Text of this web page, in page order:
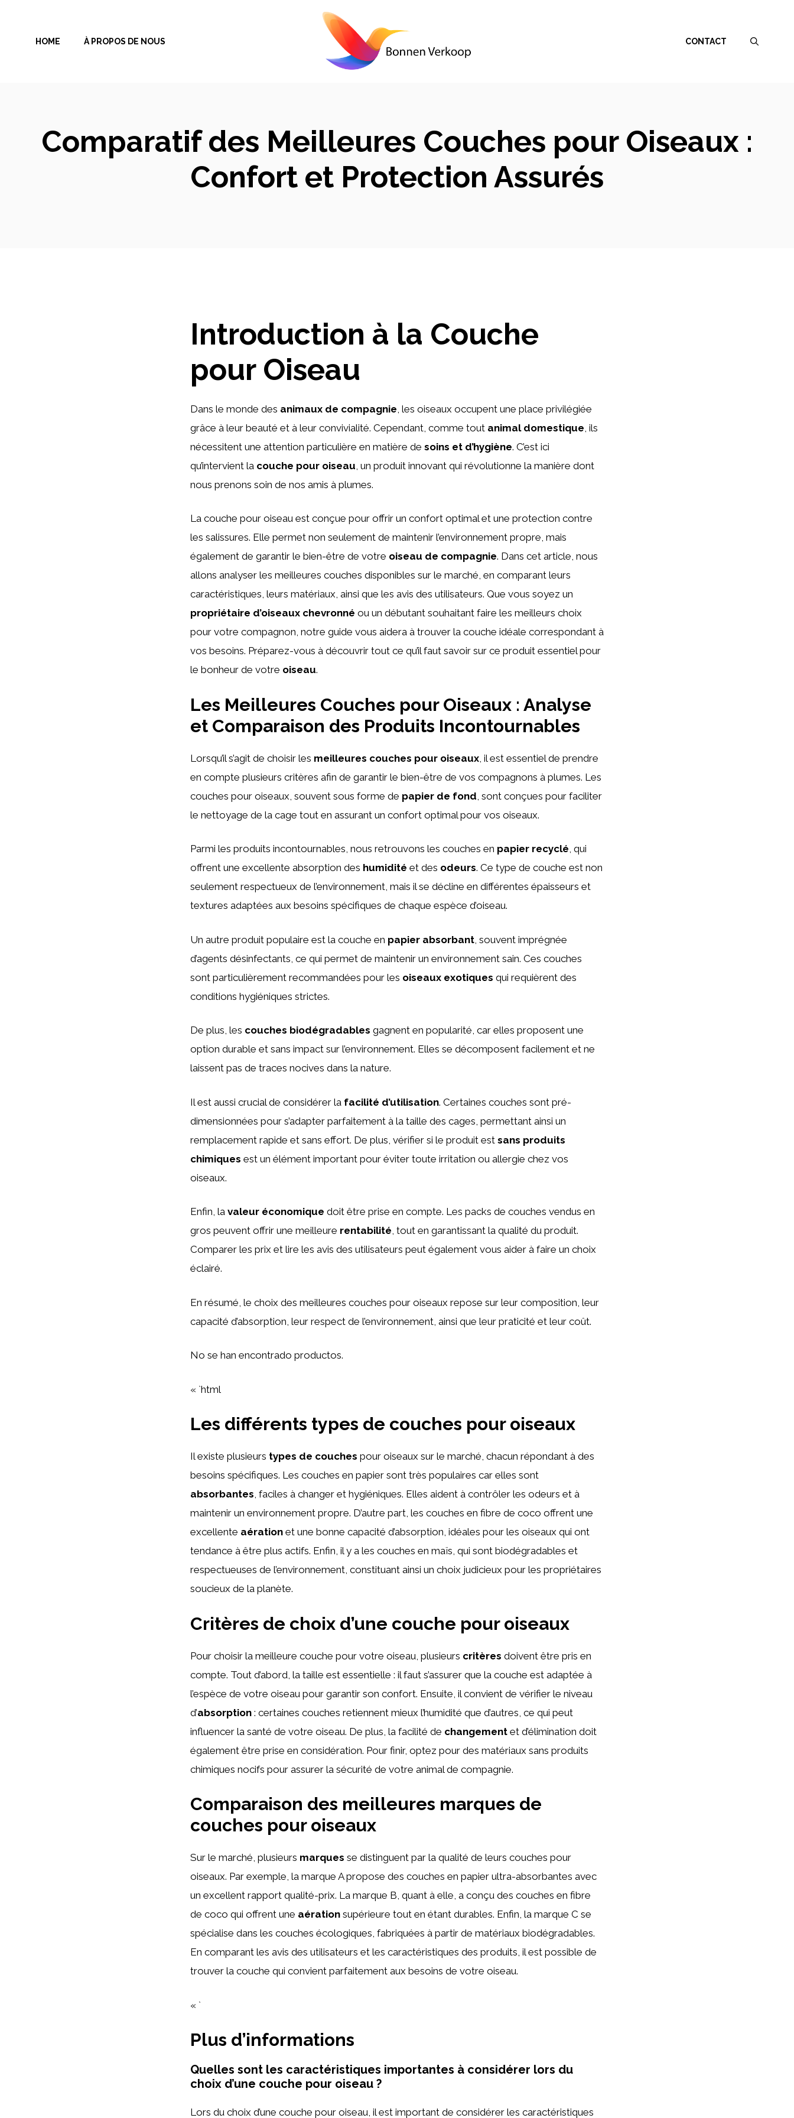
contenuHOME À PROPOS DE NOUS CONTACT
Comparatif des Meilleures Couches pour Oiseaux :
Confort et Protection Assurés
Introduction à la Couche
pour Oiseau
Dans le monde des animaux de compagnie , les oiseaux occupent une place privilégiée
grâce à leur beauté et à leur convivialité. Cependant, comme tout animal domestique , ils
nécessitent une attention particulière en matière de soins et d’hygiène. C’est ici
qu’intervient la couche pour oiseau , un produit innovant qui révolutionne la manière dont
nous prenons soin de nos amis à plumes.
La couche pour oiseau est conçue pour offrir un confort optimal et une protection contre
les salissures. Elle permet non seulement de maintenir l’environnement propre, mais
également de garantir le bien-être de votre oiseau de compagnie. Dans cet article, nous
allons analyser les meilleures couches disponibles sur le marché, en comparant leurs
caractéristiques, leurs matériaux, ainsi que les avis des utilisateurs. Que vous soyez un
propriétaire d’oiseaux chevronné ou un débutant souhaitant faire les meilleurs choix
pour votre compagnon, notre guide vous aidera à trouver la couche idéale correspondant à
vos besoins. Préparez-vous à découvrir tout ce qu’il faut savoir sur ce produit essentiel pour
le bonheur de votre oiseau.
Les Meilleures Couches pour Oiseaux : Analyse
et Comparaison des Produits Incontournables
Lorsqu’il s’agit de choisir les meilleures couches pour oiseaux , il est essentiel de prendre
en compte plusieurs critères afin de garantir le bien-être de vos compagnons à plumes. Les
couches pour oiseaux, souvent sous forme de papier de fond , sont conçues pour faciliter
le nettoyage de la cage tout en assurant un confort optimal pour vos oiseaux.
Parmi les produits incontournables, nous retrouvons les couches en papier recyclé, qui
offrent une excellente absorption des humidité et des odeurs. Ce type de couche est non
seulement respectueux de l’environnement, mais il se décline en différentes épaisseurs et
textures adaptées aux besoins spécifiques de chaque espèce d’oiseau.
Un autre produit populaire est la couche en papier absorbant , souvent imprégnée
d’agents désinfectants, ce qui permet de maintenir un environnement sain. Ces couches
sont particulièrement recommandées pour les oiseaux exotiques qui requièrent des
conditions hygiéniques strictes.
De plus, les couches biodégradables gagnent en popularité, car elles proposent une
option durable et sans impact sur l’environnement. Elles se décomposent facilement et ne
laissent pas de traces nocives dans la nature.
Il est aussi crucial de considérer la facilité d’utilisation. Certaines couches sont pré-
dimensionnées pour s’adapter parfaitement à la taille des cages, permettant ainsi un
remplacement rapide et sans effort. De plus, vérifier si le produit est sans produits
chimiques est un élément important pour éviter toute irritation ou allergie chez vos
oiseaux.
Enfin, la valeur économique doit être prise en compte. Les packs de couches vendus en
gros peuvent offrir une meilleure rentabilité, tout en garantissant la qualité du produit.
Comparer les prix et lire les avis des utilisateurs peut également vous aider à faire un choix
éclairé.
En résumé, le choix des meilleures couches pour oiseaux repose sur leur composition, leur
capacité d’absorption, leur respect de l’environnement, ainsi que leur praticité et leur coût.
No se han encontrado productos.
« `html
Les différents types de couches pour oiseaux
Il existe plusieurs types de couches pour oiseaux sur le marché, chacun répondant à des
besoins spécifiques. Les couches en papier sont très populaires car elles sont
absorbantes, faciles à changer et hygiéniques. Elles aident à contrôler les odeurs et à
maintenir un environnement propre. D’autre part, les couches en fibre de coco offrent une
excellente aération et une bonne capacité d’absorption, idéales pour les oiseaux qui ont
tendance à être plus actifs. Enfin, il y a les couches en maïs, qui sont biodégradables et
respectueuses de l’environnement, constituant ainsi un choix judicieux pour les propriétaires
soucieux de la planète.
Critères de choix d’une couche pour oiseaux
Pour choisir la meilleure couche pour votre oiseau, plusieurs critères doivent être pris en
compte. Tout d’abord, la taille est essentielle : il faut s’assurer que la couche est adaptée à
l’espèce de votre oiseau pour garantir son confort. Ensuite, il convient de vérifier le niveau
d’absorption : certaines couches retiennent mieux l’humidité que d’autres, ce qui peut
influencer la santé de votre oiseau. De plus, la facilité de changement et d’élimination doit
également être prise en considération. Pour finir, optez pour des matériaux sans produits
chimiques nocifs pour assurer la sécurité de votre animal de compagnie.
Comparaison des meilleures marques de
couches pour oiseaux
Sur le marché, plusieurs marques se distinguent par la qualité de leurs couches pour
oiseaux. Par exemple, la marque A propose des couches en papier ultra-absorbantes avec
un excellent rapport qualité-prix. La marque B, quant à elle, a conçu des couches en fibre
de coco qui offrent une aération supérieure tout en étant durables. Enfin, la marque C se
spécialise dans les couches écologiques, fabriquées à partir de matériaux biodégradables.
En comparant les avis des utilisateurs et les caractéristiques des produits, il est possible de
trouver la couche qui convient parfaitement aux besoins de votre oiseau.
« `
Plus d’informations
Quelles sont les caractéristiques importantes à considérer lors du
choix d’une couche pour oiseau ?
Lors du choix d’une couche pour oiseau, il est important de considérer les caractéristiques